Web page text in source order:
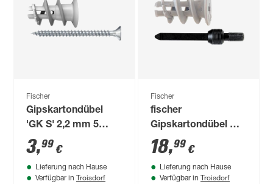
Fischer
Gipskartondübel
'GK S' 2,2 mm 5
Stück
3,99 €
Lieferung nach Hause
Verfügbar in Troisdorf
Fischer
fischer
Gipskartondübel GK
100 Stück
18,99 €
Lieferung nach Hause
Verfügbar in Troisdorf